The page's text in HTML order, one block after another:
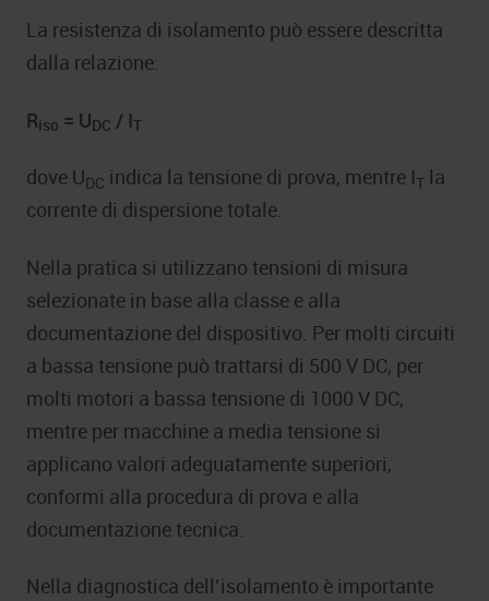
La resistenza di isolamento può essere descritta
dalla relazione:
Riso = UDC / IT
dove UDC indica la tensione di prova, mentre IT la
corrente di dispersione totale.
Nella pratica si utilizzano tensioni di misura
selezionate in base alla classe e alla
documentazione del dispositivo. Per molti circuiti
a bassa tensione può trattarsi di 500 V DC, per
molti motori a bassa tensione di 1000 V DC,
mentre per macchine a media tensione si
applicano valori adeguatamente superiori,
conformi alla procedura di prova e alla
documentazione tecnica.
Nella diagnostica dell’isolamento è importante